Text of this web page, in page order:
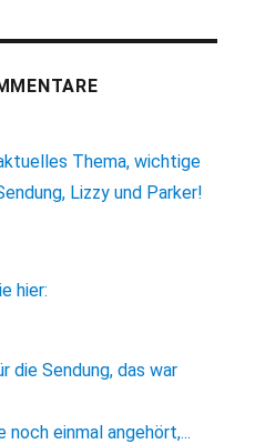
Thema, wichtige
Lizzy und Parker!
hier:
die Sendung, das war
einmal angehört,...